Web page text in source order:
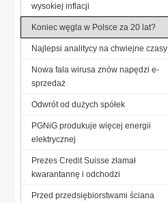
wysokiej inflacji
Koniec węgla w Polsce za 20 lat?
Najlepsi analitycy na chwiejne czasy
Nowa fala wirusa znów napędzi e-
sprzedaż
Odwrót od dużych spółek
PGNiG produkuje więcej energii
elektrycznej
Prezes Credit Suisse złamał
kwarantannę i odchodzi
Przed przedsiębiorstwami ściana